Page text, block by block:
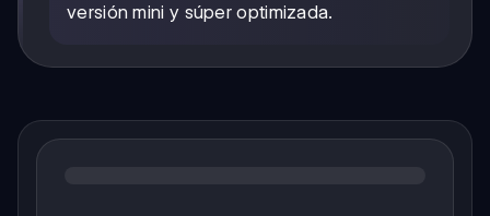
versión mini y súper optimizada.